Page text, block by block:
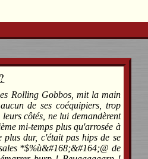
Rolling Gobbos, mit la main
de ses coéquipiers, trop
côtés, ne lui demandèrent
mi-temps plus qu'arrosée à
dur, c'était pas hips de se
*$%ù&#168;&#164;@ de